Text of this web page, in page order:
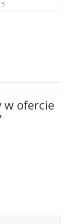
w ofercie